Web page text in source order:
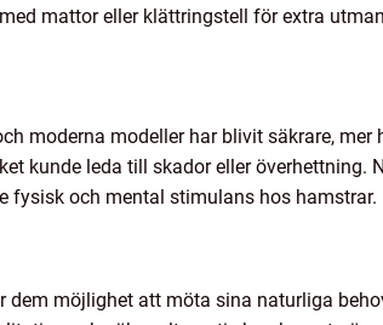
mattor eller klättringstell för extra
moderna modeller har blivit säkrare,
kunde leda till skador eller överhettning.
fysisk och mental stimulans hos hamstrar.
möjlighet att möta sina naturliga